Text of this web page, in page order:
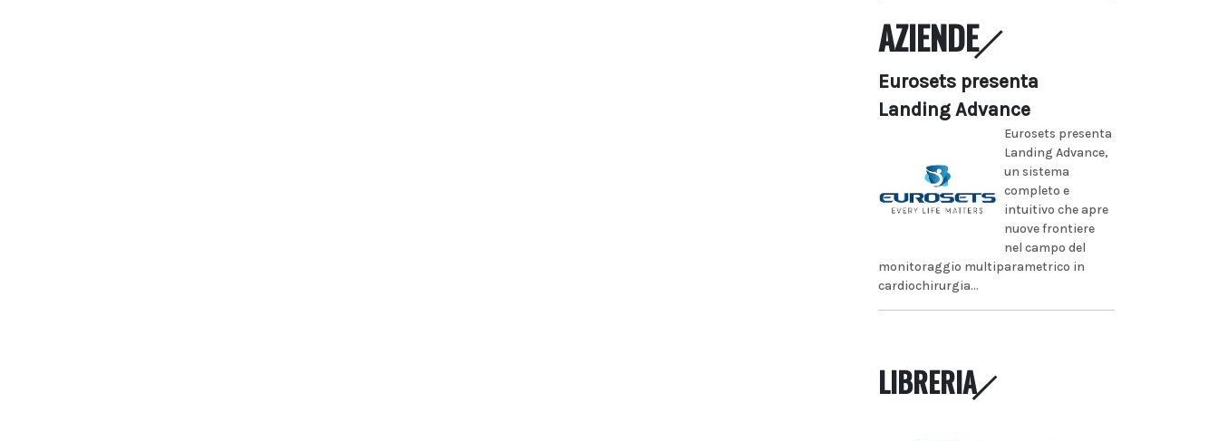
AZIENDE
Eurosets presenta
Landing Advance
Eurosets presenta
Landing Advance,
un sistema
completo e
intuitivo che apre
nuove frontiere
nel campo del
monitoraggio multiparametrico in
cardiochirurgia...
LIBRERIA